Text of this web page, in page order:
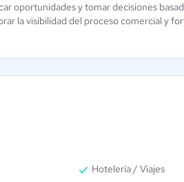
oportunidades y tomar decisiones
la visibilidad del proceso comercial y
Hotelería / Viajes